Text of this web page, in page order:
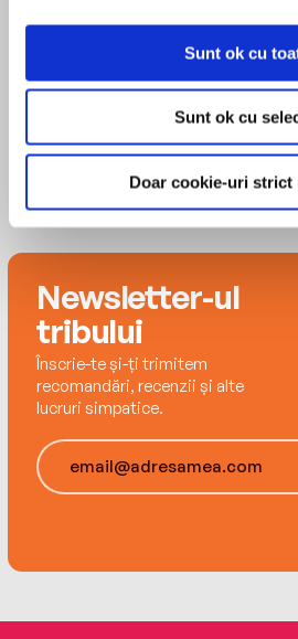
Sunt ok cu
Sunt ok cu
Doar cookie-uri strict
Steve Cole
Newsletter-ul
tribului
Înscrie-te și-ți trimitem
recomandări, recenzii și alte
lucruri simpatice.